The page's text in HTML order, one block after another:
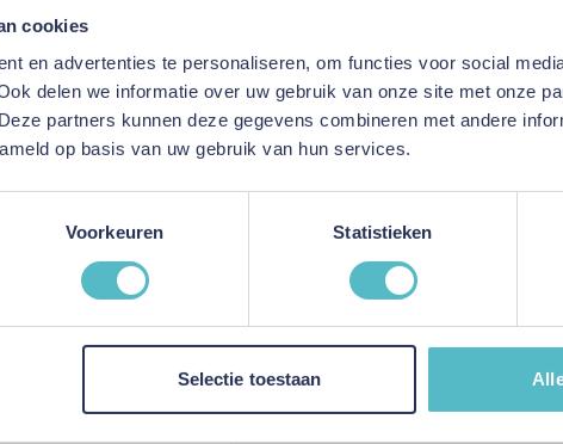
cookies
en advertenties te personaliseren, om functies voor social
delen we informatie over uw gebruik van onze site met onze
partners kunnen deze gegevens combineren met andere
op basis van uw gebruik van hun services.
Voorkeuren Statistieken
Selectie toestaan